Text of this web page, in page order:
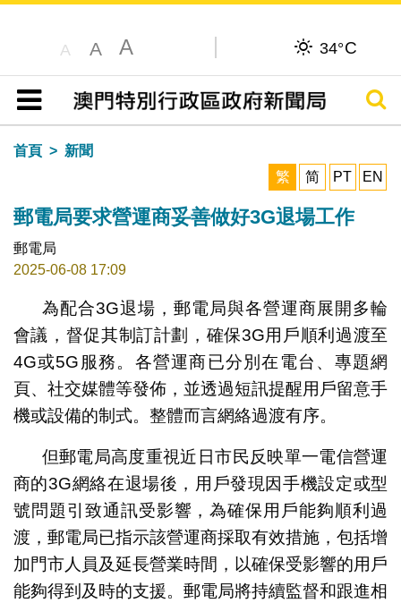
A A A 34°C
目錄
搜尋
首頁
新聞
繁
简 PT EN
郵電局要求營運商妥善做好3G退場工作
郵電局
2025-06-08 17:09
為配合3G退場，郵電局與各營運商展開多輪
會議，督促其制訂計劃，確保3G用戶順利過渡至
4G或5G服務。各營運商已分別在電台、專題網
頁、社交媒體等發佈，並透過短訊提醒用戶留意手
機或設備的制式。整體而言網絡過渡有序。
但郵電局高度重視近日市民反映單一電信營運
商的3G網絡在退場後，用戶發現因手機設定或型
號問題引致通訊受影響，為確保用戶能夠順利過
渡，郵電局已指示該營運商採取有效措施，包括增
加門市人員及延長營業時間，以確保受影響的用戶
能夠得到及時的支援。郵電局將持續監督和跟進相